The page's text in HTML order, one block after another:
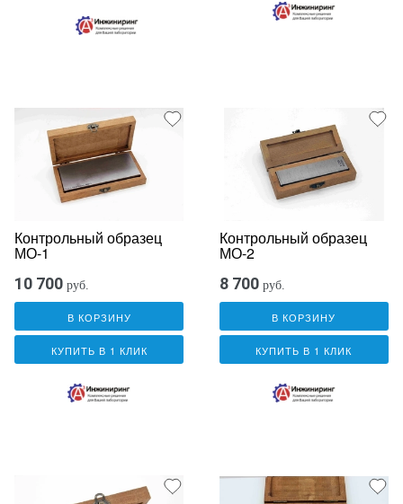
Контрольный образец
МО-1
10 700 руб.
В КОРЗИНУ
КУПИТЬ В 1 КЛИК
Контрольный образец
МО-2
8 700 руб.
В КОРЗИНУ
КУПИТЬ В 1 КЛИК